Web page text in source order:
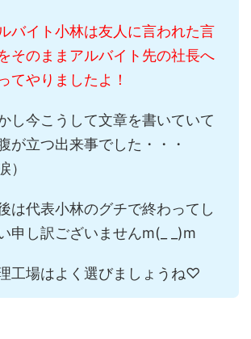
バイト小林は友人に言われた言
そのままアルバイト先の社長へ
てやりましたよ！
し今こうして文章を書いていて
が立つ出来事でした・・・
）
は代表小林のグチで終わってし
申し訳ございませんm(_ _)m
工場はよく選びましょうね♡